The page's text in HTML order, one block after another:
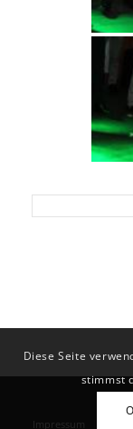
©
Impressum
Diese Seite
stimmst